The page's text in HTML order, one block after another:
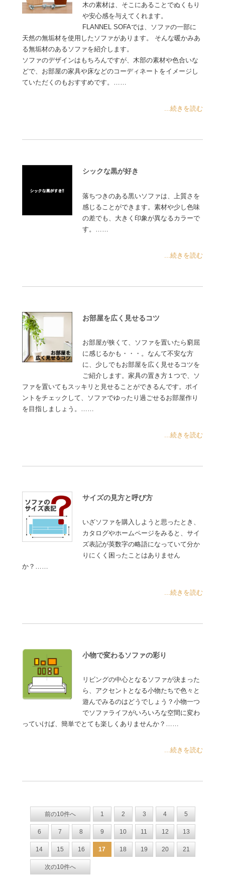
木の素材は、そこにあることでぬくもり
や安心感を与えてくれます。
FLANNEL SOFAでは、ソファの一部に
天然の無垢材を使用したソファがあります。 そんな暖かみあ
る無垢材のあるソファを紹介します。
ソファのデザインはもちろんですが、木部の素材や色合いな
どで、お部屋の家具や床などのコーディネートをイメージし
ていただくのもおすすめです。……
...続きを読む
シックな黒が好き
落ちつきのある黒いソファは、上質さを
感じることができます。素材や少し色味
の差でも、大きく印象が異なるカラーで
す。……
...続きを読む
お部屋を広く見せるコツ
お部屋が狭くて、ソファを置いたら窮屈
に感じるかも・・・。なんて不安な方
に、少しでもお部屋を広く見せるコツを
ご紹介します。家具の置き方１つで、ソ
ファを置いてもスッキリと見せることができるんです。ポイ
ントをチェックして、ソファでゆったり過ごせるお部屋作り
を目指しましょう。……
...続きを読む
サイズの見方と呼び方
いざソファを購入しようと思ったとき、
カタログやホームページをみると、サイ
ズ表記が英数字の略語になっていて分か
りにくく困ったことはありません
か？……
...続きを読む
小物で変わるソファの彩り
リビングの中心となるソファが決まった
ら、アクセントとなる小物たちで色々と
遊んでみるのはどうでしょう？小物一つ
でソファライフがいろいろな空間に変わ
っていけば、簡単でとても楽しくありませんか？……
...続きを読む
前の10件へ 1 2 3 4 5
6 7 8 9 10 11 12 13
14 15 16 17 18 19 20 21
次の10件へ